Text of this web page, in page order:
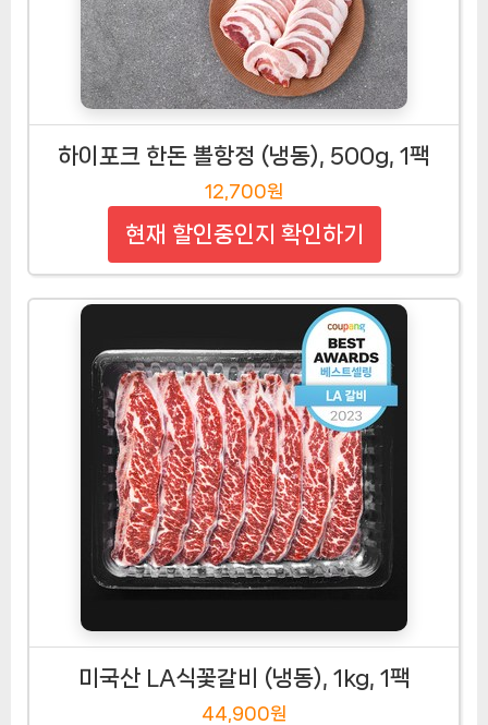
하이포크 한돈 뽈항정 (냉동), 500g, 1팩
12,700원
현재 할인중인지 확인하기
미국산 LA식꽃갈비 (냉동), 1kg, 1팩
44,900원